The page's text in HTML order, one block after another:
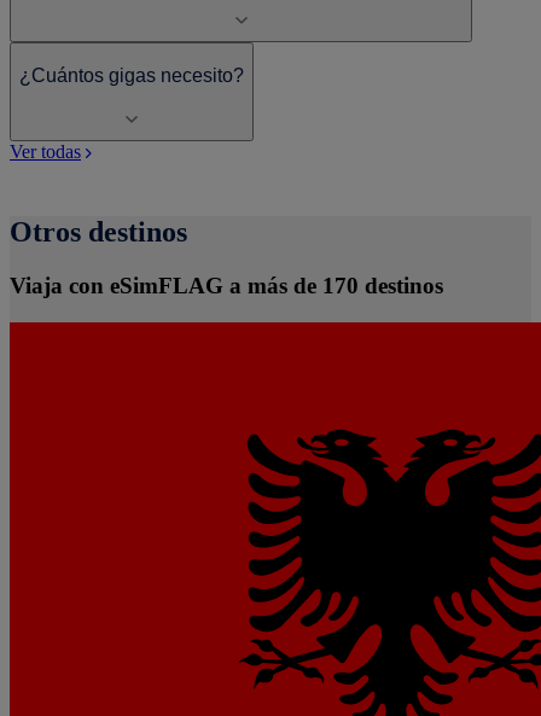
¿Cuántos gigas necesito?
Ver todas
Otros destinos
Viaja con eSimFLAG a más de 170 destinos